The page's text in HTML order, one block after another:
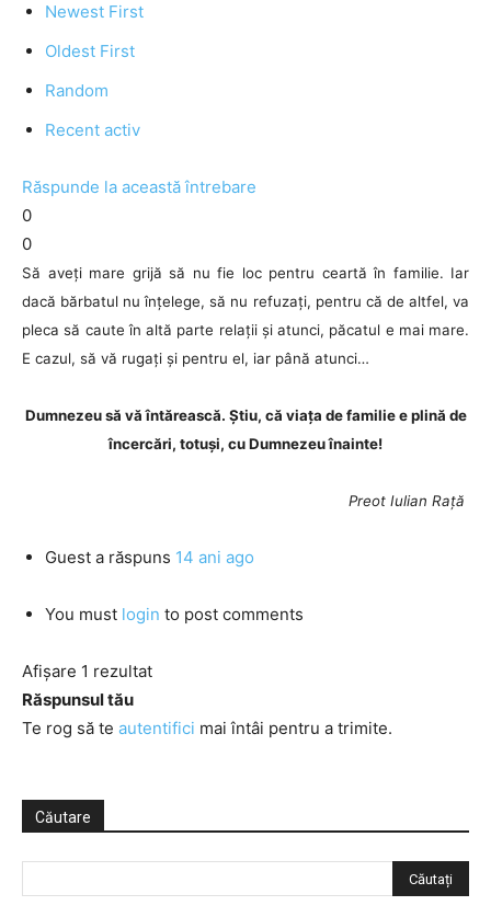
Newest First
Oldest First
Random
Recent activ
Răspunde la această întrebare
0
0
Să aveți mare grijă să nu fie loc pentru ceartă în familie. Iar
dacă bărbatul nu înțelege, să nu refuzați, pentru că de altfel, va
pleca să caute în altă parte relații și atunci, păcatul e mai mare.
E cazul, să vă rugați și pentru el, iar până atunci…
Dumnezeu să vă întărească. Știu, că viața de familie e plină de
încercări, totuși, cu Dumnezeu înainte!
Preot Iulian Rață
Guest a răspuns 14 ani ago
You must login to post comments
Afișare 1 rezultat
Răspunsul tău
Te rog să te autentifici mai întâi pentru a trimite.
Căutare